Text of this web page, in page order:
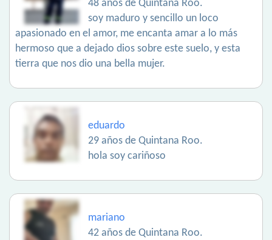
48 años de Quintana Roo.
soy maduro y sencillo un loco
apasionado en el amor, me encanta amar a lo más
hermoso que a dejado dios sobre este suelo, y esta
tierra que nos dio una bella mujer.
eduardo
29 años de Quintana Roo.
hola soy cariñoso
mariano
42 años de Quintana Roo.